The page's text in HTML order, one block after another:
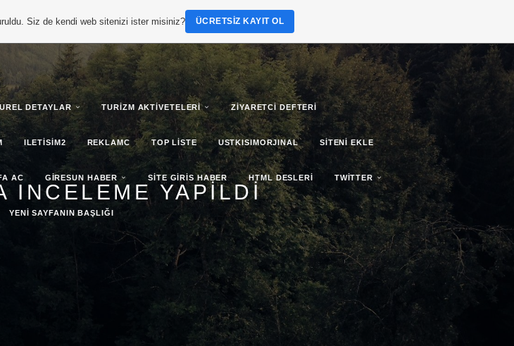
DETAYLAR TURIZM AKTIVETELERI ZIYARETCI DEFTERI
ILETISIM2 REKLAMC TOP LISTE USTKISIMORJINAL SITENI EKLE
AC GIRESUN HABER SITE GIRIS HABER HTML DESLERI TWITTER
YENI SAYFANIN BAŞLIĞI
INCELEME YAPILDI
Siz de kendi web sitenizi ister misiniz? ÜCRETSIZ KAYIT OL